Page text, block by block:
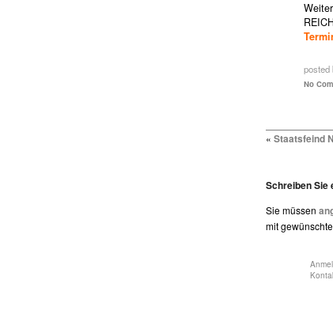
posted
No
« Staatsfeind
Schreiben Sie
Sie müssen
mit